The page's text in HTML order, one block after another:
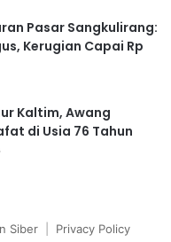
Pasar Sangkulirang:
Kerugian Capai Rp
Kaltim, Awang
di Usia 76 Tahun
Siber Privacy Policy